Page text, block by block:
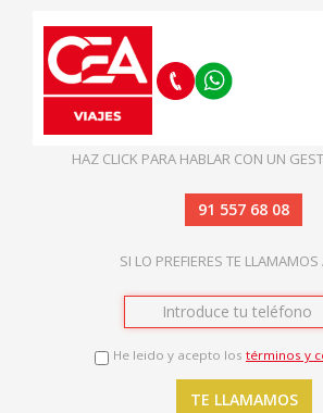
HAZ CLICK PARA HABLAR CON UN
91 557 68 08
SI LO PREFIERES TE
He leido y acepto los términos y